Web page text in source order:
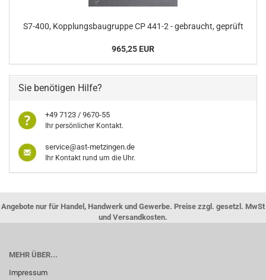
S7-400, Kopplungsbaugruppe CP 441-2 - gebraucht, geprüft
965,25 EUR
Sie benötigen Hilfe?
+49 7123 / 9670-55
Ihr persönlicher Kontakt.
service@ast-metzingen.de
Ihr Kontakt rund um die Uhr.
Angebote nur für Handel, Handwerk und Gewerbe. Preise zzgl. gesetzl. MwSt
und Versandkosten.
MEHR ÜBER...
Impressum